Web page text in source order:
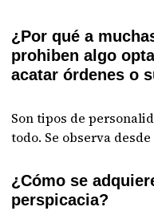
¿Por qué a
prohiben algo
acatar órdenes o
Son tipos de
todo. Se observa
¿Cómo se
perspicacia?